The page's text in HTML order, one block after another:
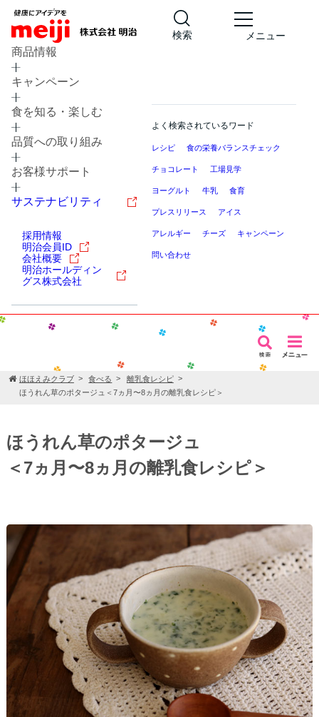
検索 メニュー
商品情報
キャンペーン
食を知る・楽しむ
品質への取り組み
お客様サポート
サステナビリティ
採用情報
明治会員ID
会社概要
明治ホールディン
グス株式会社
よく検索されているワード
レシピ 食の栄養バランスチェック
チョコレート 工場見学
ヨーグルト 牛乳 食育
プレスリリース アイス
アレルギー チーズ キャンペーン
問い合わせ
ほほえみクラブ 食べる
離乳食レシピ
ほうれん草のポタージュ＜7ヵ月〜8ヵ月の離乳食レシピ＞
ほうれん草のポタージュ
＜7ヵ月〜8ヵ月の離乳食レシピ＞